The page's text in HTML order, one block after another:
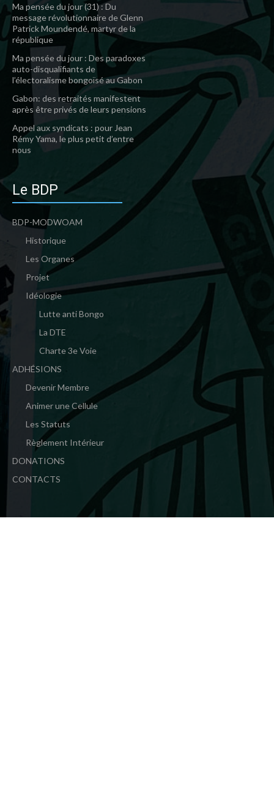
Ma pensée du jour (31) : Du
message révolutionnaire de Glenn
Patrick Moundendé, martyr de la
république
Ma pensée du jour : Des paradoxes
auto-disqualifiants de
l’électoralisme bongoïsé au Gabon
Gabon: des retraités manifestent
après être privés de leurs pensions
Appel aux syndicats : pour Jean
Rémy Yama, le plus petit d’entre
nous
Le BDP
BDP-MODWOAM
Historique
Les Organes
Projet
Idéologie
Lutte anti Bongo
La DTE
Charte 3e Voie
ADHÉSIONS
Devenir Membre
Animer une Cellule
Les Statuts
Règlement Intérieur
DONATIONS
CONTACTS